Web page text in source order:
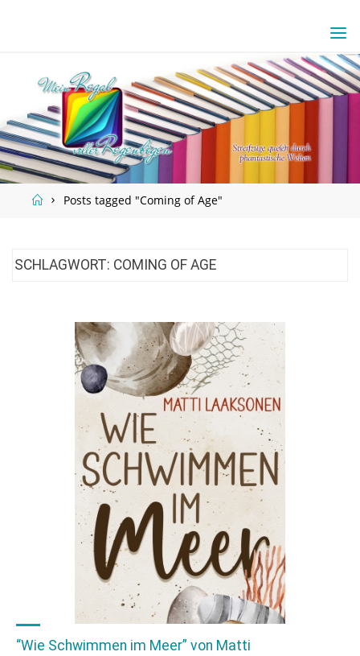
HomePosts tagged "Coming of Age"
SCHLAGWORT: COMING OF AGE
“Wie Schwimmen im Meer” von Matti